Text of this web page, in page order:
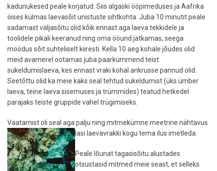
kadunukesed peale korjatud. Siis algaski ööpimeduses ja Aafrika
öises külmas laevasõit unistuste sihtkohta. Juba 10 minutit peale
sadamast väljasõitu olid kõik ennast aga laeva tekkidele ja
toolidele pikali keeranud ning oma ööund jätkamas, seega
möödus sõit suhteliselt kiiresti. Kella 10 aeg kohale jõudes olid
meid avamerel ootamas juba paarkümmend teist
sukeldumislaeva, kes ennast vraki kohal ankrusse pannud olid.
Seetõttu olid ka meie kaks seal tehtud sukeldumist (üks ümber
laeva, teine laeva sisemuses ja trümmides) teatud hetkedel
parajaks teiste gruppide vahel trügimiseks.
Vaatamist oli seal aga palju ning mitmekümne meetrine nähtavus
lasi laevavrakki kogu tema ilus imetleda.
Peale lõunat tagasisõitu alustades
otsustasid mitmed meie seast, et selleks